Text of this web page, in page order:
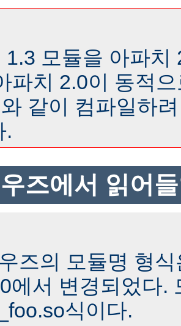
1.3 모듈을 아파치
파치 2.0이 동적
같이 컴파일하
.
즈에서 읽어
즈의 모듈명 형
에서 변경되었다.
식이다.